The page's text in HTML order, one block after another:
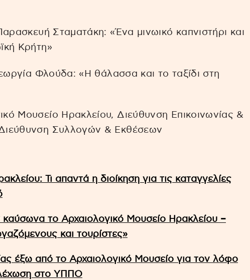
Σταματάκη: «Ένα μινωικό καπνιστήρι και
Κρήτη»
Φλούδα: «Η θάλασσα και το ταξίδι στη
Μουσείο Ηρακλείου, Διεύθυνση Επικοινωνίας &
Συλλογών & Εκθέσεων
Τι απαντά η διοίκηση για τις καταγγελίες
καύσωνα το Αρχαιολογικό Μουσείο Ηρακλείου –
και τουρίστες»
έξω από το Αρχαιολογικό Μουσείο για τον λόφο
στο ΥΠΠΟ